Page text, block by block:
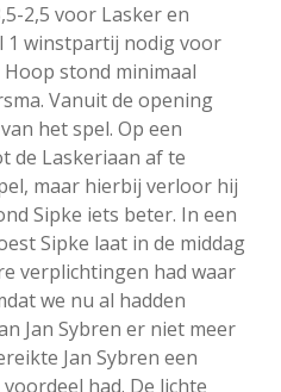
2,5 voor Lasker en
1 winstpartij nodig voor
stond minimaal
Vanuit de opening
het spel. Op een
de Laskeriaan af te
maar hierbij verloor hij
Sipke iets beter. In een
Sipke laat in de middag
verplichtingen had waar
we nu al hadden
Jan Sybren er niet meer
Jan Sybren een
had. De lichte